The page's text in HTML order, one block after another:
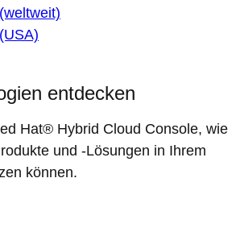
entdecken
Hat® Hybrid Cloud Console, wie
und -Lösungen in Ihrem
können.